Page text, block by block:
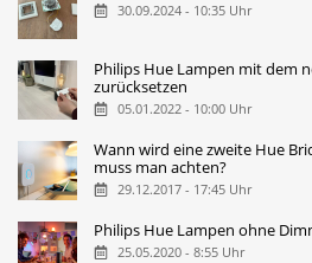
30.09.2024 - 10:35 Uhr
Philips Hue Lampen mit dem
zurücksetzen
05.01.2022 - 10:00 Uhr
Wann wird eine zweite Hue
muss man achten?
29.12.2017 - 17:45 Uhr
Philips Hue Lampen ohne
25.05.2020 - 8:55 Uhr